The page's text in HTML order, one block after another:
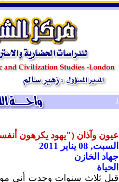
ـ
ـ
J
عيون وآذان ("يهود يكرهون
السبت, 08 يناير 2011
جهاد الخازن
الحياة
قبل ثلاث سنوات وجدت أني